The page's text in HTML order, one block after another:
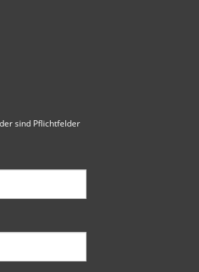
sind Pflichtfelder